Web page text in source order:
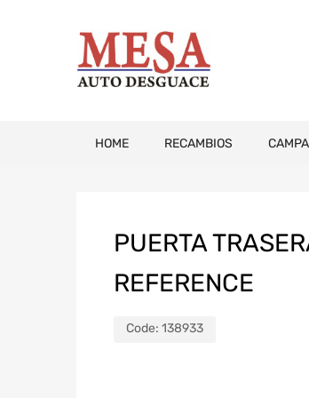
HOME RECAMBIOS CAMPA
PUERTA
REFERENCE
Code: 138933